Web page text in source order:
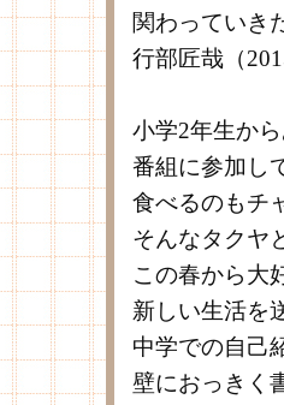
関わっていき
行部匠哉（
小学2年生か
番組に参加し
食べるのもチ
そんなタクヤ
この春から大
新しい生活を
中学での自己
壁におっきく